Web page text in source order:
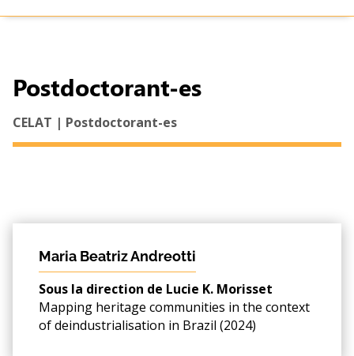
Postdoctorant-es
CELAT | Postdoctorant-es
Maria Beatriz Andreotti
Sous la direction de Lucie K. Morisset
Mapping heritage communities in the context
of deindustrialisation in Brazil (2024)